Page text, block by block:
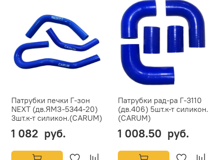
Патрубки печки Г-зон
NEXT (дв.ЯМЗ-5344-20)
3шт.к-т силикон.(CARUM)
1 082 руб.
Патрубки рад-ра Г-3110
(дв.406) 5шт.к-т силикон.
(CARUM)
1 008.50 руб.